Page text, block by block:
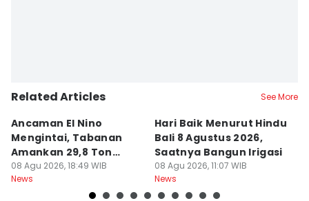
Related Articles See More
Ancaman El Nino
Mengintai, Tabanan
Amankan 29,8 Ton
Beras
08 Agu 2026, 18:49 WIB
News
Hari Baik Menurut Hindu
Bali 8 Agustus 2026,
Saatnya Bangun Irigasi
08 Agu 2026, 11:07 WIB
News